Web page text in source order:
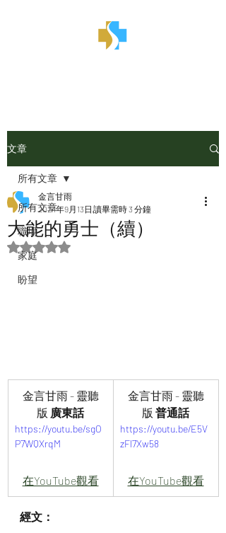
文章
所有文章
職場
家庭
盼望
所有文章
大能的勇士（續）
金言甘雨
2024年9月13日 讀畢需時 3 分鐘
評等為 NaN（最高為 5 顆星）。
金言甘雨 - 靈聽
版 廣東話
https://youtu.be/sgO
P7WQXrqM
在YouTube觀看
金言甘雨 - 靈聽
版 普通話
https://youtu.be/E5V
zFl7Xw58
在YouTube觀看
經文：